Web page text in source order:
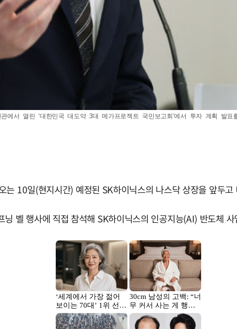
서 열린 ‘대한민국 대도약 3대 메가프로젝트 국민보고회’에서 투자 계획 발표
10일(현지시간) 예정된 SK하이닉스의 나스닥 상장을 앞두고
벨 행사에 직접 참석해 SK하이닉스의 인공지능(AI) 반도체